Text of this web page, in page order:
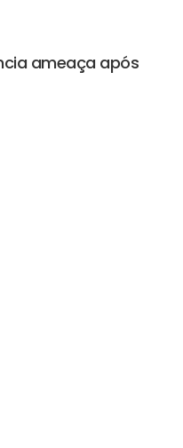
ameaça após